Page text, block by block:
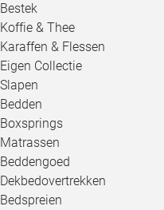
Bestek
Koffie & Thee
Karaffen & Flessen
Eigen Collectie
Slapen
Bedden
Boxsprings
Matrassen
Beddengoed
Dekbedovertrekken
Bedspreien